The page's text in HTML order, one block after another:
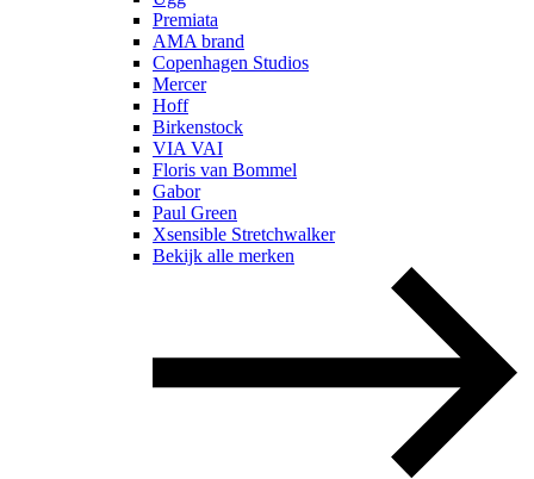
Premiata
AMA brand
Copenhagen Studios
Mercer
Hoff
Birkenstock
VIA VAI
Floris van Bommel
Gabor
Paul Green
Xsensible Stretchwalker
Bekijk alle merken